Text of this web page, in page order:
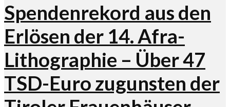
Spendenrekord aus den
Erlösen der 14. Afra-
Lithographie – Über 47
TSD-Euro zugunsten der